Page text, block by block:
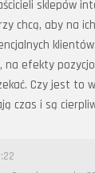
sklepów
chcą, aby na
na efekty
Czy jest to
czas i są